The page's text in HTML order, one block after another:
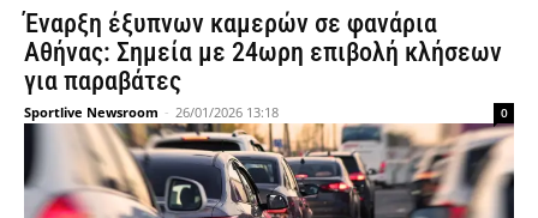
Έναρξη έξυπνων καμερών σε φανάρια
Αθήνας: Σημεία με 24ωρη επιβολή κλήσεων
για παραβάτες
Sportlive Newsroom - 26/01/2026 13:18 0